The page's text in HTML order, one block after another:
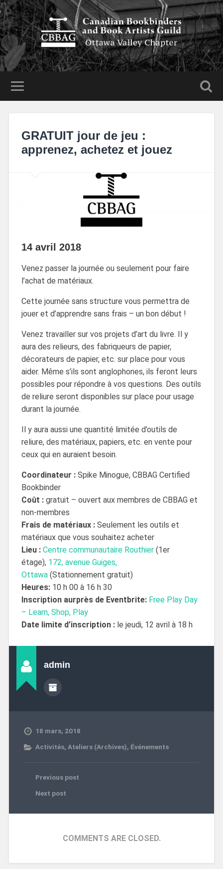
GRATUIT jour de jeu :
apprenez, achetez et jouez
14 avril 2018
Venez passer la journée ou seulement pour faire
l’achat de matériaux.
Cette journée sans structure vous permettra de
jouer et d’apprendre sans frais – un bon début !
Venez travailler sur vos projets d’art du livre. Il y
aura des relieurs, des fabriqueurs de papier,
décorateurs de papier, etc. sur place pour vous
aider. Même s’ils sont anglophones, ils feront leurs
possibles pour répondre à vos questions. Des outils
de reliure seront disponibles sur place pour usage
durant la journée.
Il y aura aussi une quantité limitée d’outils de
reliure, des matériaux, papiers, etc. en vente pour
ceux qui en auraient besoin.
Coordinateur :Spike Minogue, CBBAG Certified
Bookbinder
Coût :gratuit – ouvert aux membres de CBBAG et
non-membres
Frais de matériaux :Seulement les outils et
matériaux que vous souhaitez acheter
Lieu : Centre communautaire Routhier(1er
étage), 172, avenue Guiges,
Ottawa(Stationnement gratuit)
Heures:10 h 00 à 16 h 30
Inscription aurprès de Eventbrite: Free Play Day
– Learn, Shop, Play
Date limite d’inscription :le jeudi, 12 avril à 18 h
admin
18 mars, 2018
Activités, Ateliers (Archives), Événements
Previous post
Next post
COMMENTS ARE CLOSED.